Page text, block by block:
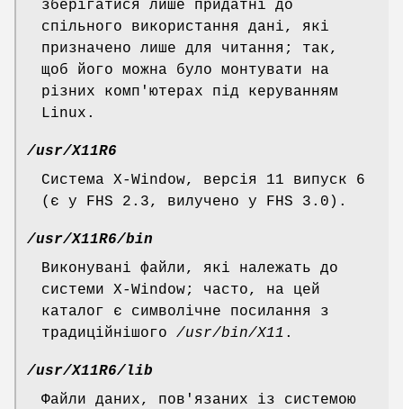
зберігатися лише придатні до
спільного використання дані, які
призначено лише для читання; так,
щоб його можна було монтувати на
різних комп'ютерах під керуванням
Linux.
/usr/X11R6
Система X-Window, версія 11 випуск 6
(є у FHS 2.3, вилучено у FHS 3.0).
/usr/X11R6/bin
Виконувані файли, які належать до
системи X-Window; часто, на цей
каталог є символічне посилання з
традиційнішого /usr/bin/X11 .
/usr/X11R6/lib
Файли даних, пов'язаних із системою